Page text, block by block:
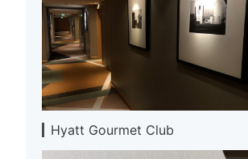
Hyatt Gourmet Club